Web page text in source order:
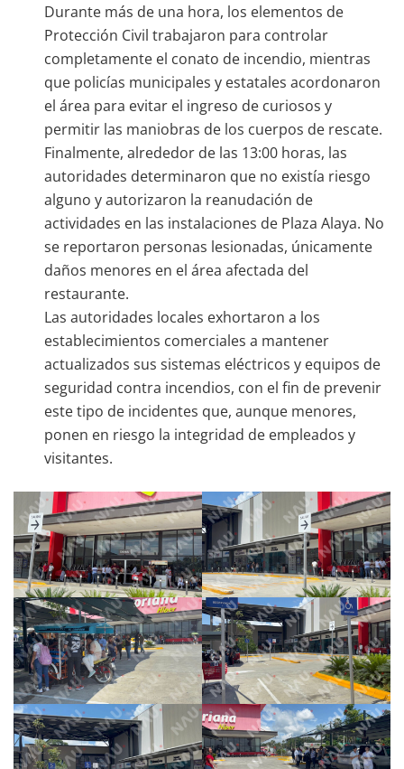
Durante más de una hora, los elementos de
Protección Civil trabajaron para controlar
completamente el conato de incendio, mientras
que policías municipales y estatales acordonaron
el área para evitar el ingreso de curiosos y
permitir las maniobras de los cuerpos de rescate.
Finalmente, alrededor de las 13:00 horas, las
autoridades determinaron que no existía riesgo
alguno y autorizaron la reanudación de
actividades en las instalaciones de Plaza Alaya. No
se reportaron personas lesionadas, únicamente
daños menores en el área afectada del
restaurante.
Las autoridades locales exhortaron a los
establecimientos comerciales a mantener
actualizados sus sistemas eléctricos y equipos de
seguridad contra incendios, con el fin de prevenir
este tipo de incidentes que, aunque menores,
ponen en riesgo la integridad de empleados y
visitantes.